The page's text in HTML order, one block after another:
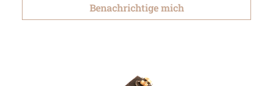
Benachrichtige mich